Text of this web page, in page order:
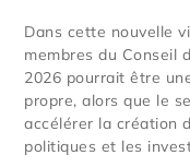
Dans cette nouvelle
membres du Conseil
2026 pourrait être
propre, alors que le
accélérer la création
politiques et les